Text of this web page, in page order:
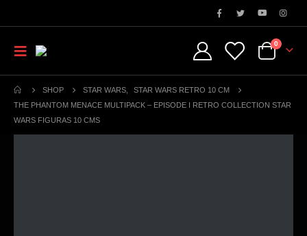
0
SHOP STAR WARS
STAR WARS RETRO 10 CM
THE PHANTOM MENACE MULTIPACK – EPISODE I RETRO COLLECTION STAR
WARS FIGURAS 10 CMS